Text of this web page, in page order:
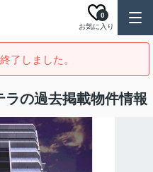
お気に入り
0
了しました。
の過去掲載物件情報